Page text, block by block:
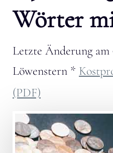
Wörter
Letzte Änderung am
Löwenstern *
(PDF)